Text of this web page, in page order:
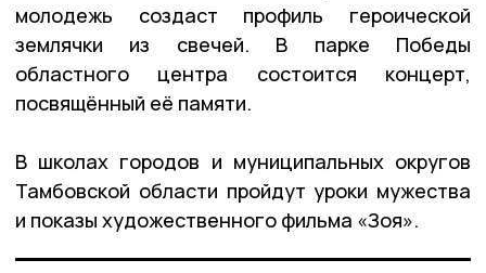
молодежь создаст профиль героической
землячки из свечей. В парке Победы
областного центра состоится концерт,
посвящённый её памяти.
В школах городов и муниципальных округов
Тамбовской области пройдут уроки мужества
и показы художественного фильма «Зоя».